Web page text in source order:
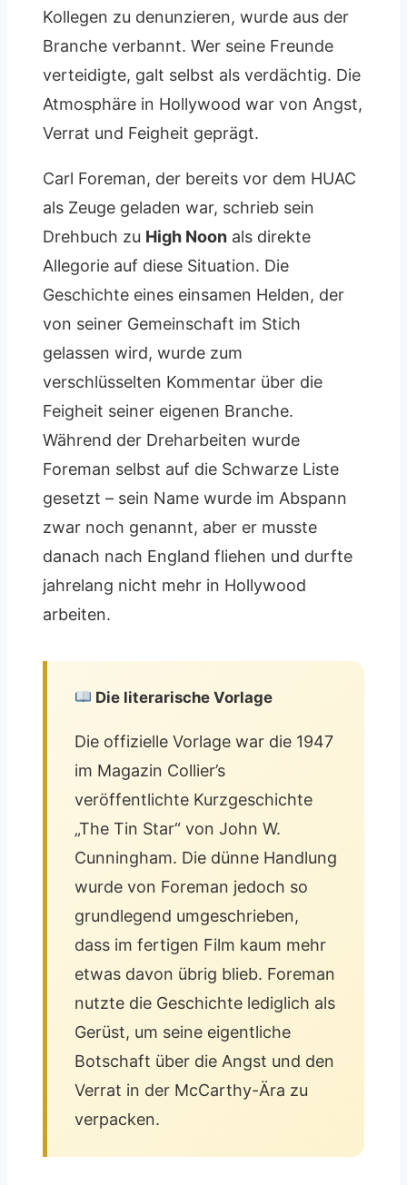
Kollegen zu denunzieren, wurde aus der
Branche verbannt. Wer seine Freunde
verteidigte, galt selbst als verdächtig. Die
Atmosphäre in Hollywood war von Angst,
Verrat und Feigheit geprägt.
Carl Foreman, der bereits vor dem HUAC
als Zeuge geladen war, schrieb sein
Drehbuch zu High Noon als direkte
Allegorie auf diese Situation. Die
Geschichte eines einsamen Helden, der
von seiner Gemeinschaft im Stich
gelassen wird, wurde zum
verschlüsselten Kommentar über die
Feigheit seiner eigenen Branche.
Während der Dreharbeiten wurde
Foreman selbst auf die Schwarze Liste
gesetzt – sein Name wurde im Abspann
zwar noch genannt, aber er musste
danach nach England fliehen und durfte
jahrelang nicht mehr in Hollywood
arbeiten.
Die literarische Vorlage
Die offizielle Vorlage war die 1947
im Magazin Collier’s
veröffentlichte Kurzgeschichte
„The Tin Star“ von John W.
Cunningham. Die dünne Handlung
wurde von Foreman jedoch so
grundlegend umgeschrieben,
dass im fertigen Film kaum mehr
etwas davon übrig blieb. Foreman
nutzte die Geschichte lediglich als
Gerüst, um seine eigentliche
Botschaft über die Angst und den
Verrat in der McCarthy-Ära zu
verpacken.